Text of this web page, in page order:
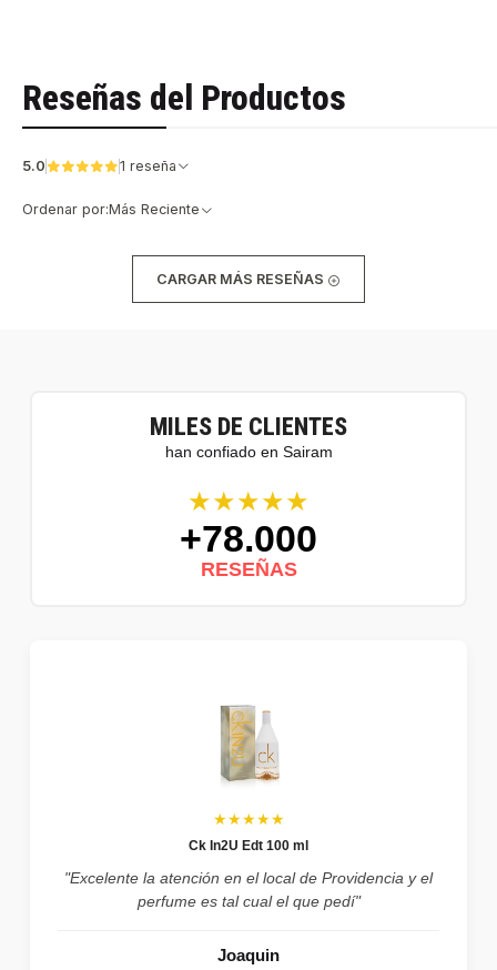
Reseñas del Productos
5.0 1 reseña
Ordenar por:Más Reciente
CARGAR MÁS RESEÑAS
MILES DE CLIENTES
han confiado en Sairam
★★★★★
+78.000
RESEÑAS
★★★★★
Ck In2U Edt 100 ml
"Excelente la atención en el local de Providencia y el
perfume es tal cual el que pedí"
Joaquin